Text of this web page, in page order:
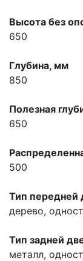
Высота без
650
Глубина, мм
850
Полезная
650
500
Тип передней
дерево,
Тип задней
металл,